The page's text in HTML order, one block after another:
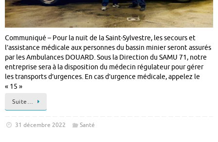
Communiqué – Pour la nuit de la Saint-Sylvestre, les secours et
l’assistance médicale aux personnes du bassin minier seront assurés
par les Ambulances DOUARD. Sous la Direction du SAMU 71, notre
entreprise sera à la disposition du médecin régulateur pour gérer
les transports d’urgences. En cas d’urgence médicale, appelez le
« 15 »
Suite…
31 décembre 2022 Santé